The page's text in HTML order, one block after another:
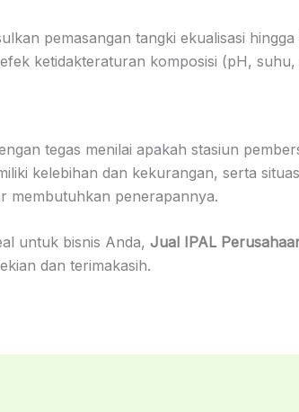
pemasangan tangki ekualisasi
ketidakteraturan komposisi (pH,
tegas menilai apakah stasiun
kelebihan dan kekurangan, serta
membutuhkan penerapannya.
untuk bisnis Anda, Jual IPAL
dan terimakasih.